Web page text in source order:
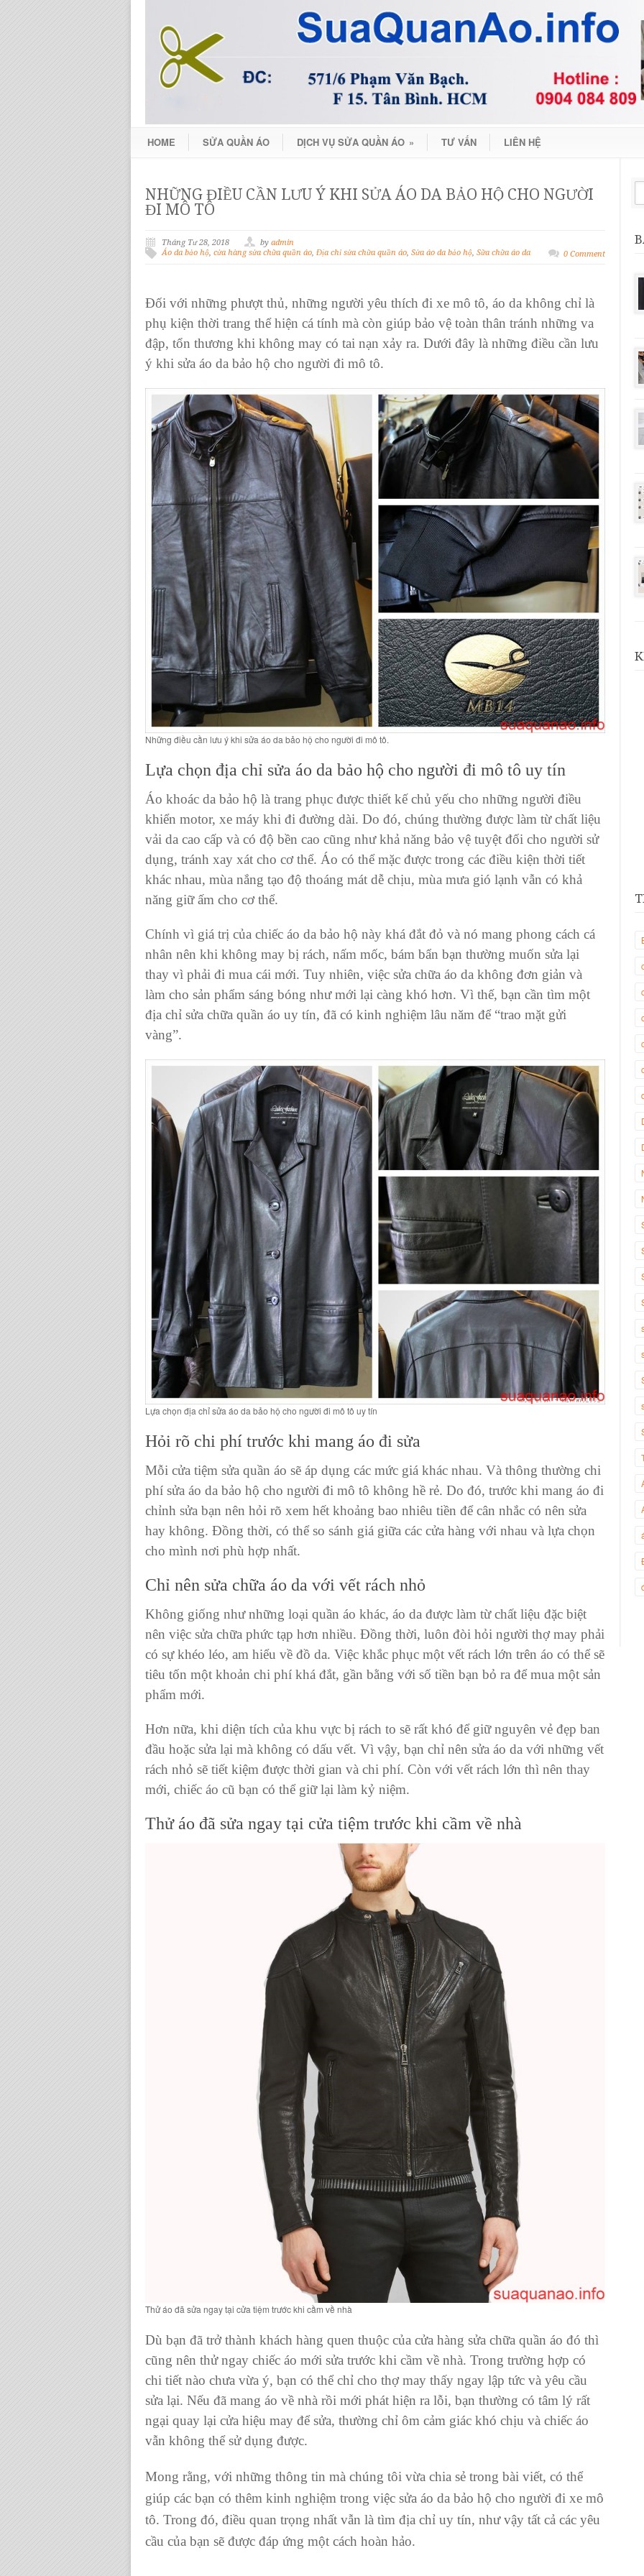
HOME SỬA QUẦN ÁO DỊCH VỤ SỬA QUẦN ÁO » TƯ VẤN LIÊN HỆ
NHỮNG ĐIỀU CẦN LƯU Ý KHI SỬA ÁO DA BẢO HỘ CHO NGƯỜI
ĐI MÔ TÔ
Tháng Tư 28, 2018 by admin
Áo da bảo hộ, cửa hàng sửa chữa quần áo, Địa chỉ sửa chữa quần áo, Sửa áo da bảo hộ, Sữa chữa áo da 0 Comment
Đối với những phượt thủ, những người yêu thích đi xe mô tô, áo da không chỉ là
phụ kiện thời trang thể hiện cá tính mà còn giúp bảo vệ toàn thân tránh những va
đập, tổn thương khi không may có tai nạn xảy ra. Dưới đây là những điều cần lưu
ý khi sửa áo da bảo hộ cho người đi mô tô.
Những điều cần lưu ý khi sửa áo da bảo hộ cho người đi mô tô.
Lựa chọn địa chỉ sửa áo da bảo hộ cho người đi mô tô uy tín
Áo khoác da bảo hộ là trang phục được thiết kế chủ yếu cho những người điều
khiển motor, xe máy khi đi đường dài. Do đó, chúng thường được làm từ chất liệu
vải da cao cấp và có độ bền cao cũng như khả năng bảo vệ tuyệt đối cho người sử
dụng, tránh xay xát cho cơ thể. Áo có thể mặc được trong các điều kiện thời tiết
khác nhau, mùa nắng tạo độ thoáng mát dễ chịu, mùa mưa gió lạnh vẫn có khả
năng giữ ấm cho cơ thể.
Chính vì giá trị của chiếc áo da bảo hộ này khá đắt đỏ và nó mang phong cách cá
nhân nên khi không may bị rách, nấm mốc, bám bẩn bạn thường muốn sửa lại
thay vì phải đi mua cái mới. Tuy nhiên, việc sửa chữa áo da không đơn giản và
làm cho sản phẩm sáng bóng như mới lại càng khó hơn. Vì thế, bạn cần tìm một
địa chỉ sửa chữa quần áo uy tín, đã có kinh nghiệm lâu năm để “trao mặt gửi
vàng”.
Lựa chọn địa chỉ sửa áo da bảo hộ cho người đi mô tô uy tín
Hỏi rõ chi phí trước khi mang áo đi sửa
Mỗi cửa tiệm sửa quần áo sẽ áp dụng các mức giá khác nhau. Và thông thường chi
phí sửa áo da bảo hộ cho người đi mô tô không hề rẻ. Do đó, trước khi mang áo đi
chỉnh sửa bạn nên hỏi rõ xem hết khoảng bao nhiêu tiền để cân nhắc có nên sửa
hay không. Đồng thời, có thể so sánh giá giữa các cửa hàng với nhau và lựa chọn
cho mình nơi phù hợp nhất.
Chỉ nên sửa chữa áo da với vết rách nhỏ
Không giống như những loại quần áo khác, áo da được làm từ chất liệu đặc biệt
nên việc sửa chữa phức tạp hơn nhiều. Đồng thời, luôn đòi hỏi người thợ may phải
có sự khéo léo, am hiểu về đồ da. Việc khắc phục một vết rách lớn trên áo có thể sẽ
tiêu tốn một khoản chi phí khá đắt, gần bằng với số tiền bạn bỏ ra để mua một sản
phẩm mới.
Hơn nữa, khi diện tích của khu vực bị rách to sẽ rất khó để giữ nguyên vẻ đẹp ban
đầu hoặc sửa lại mà không có dấu vết. Vì vậy, bạn chỉ nên sửa áo da với những vết
rách nhỏ sẽ tiết kiệm được thời gian và chi phí. Còn với vết rách lớn thì nên thay
mới, chiếc áo cũ bạn có thể giữ lại làm kỷ niệm.
Thử áo đã sửa ngay tại cửa tiệm trước khi cầm về nhà
Thử áo đã sửa ngay tại cửa tiệm trước khi cầm về nhà
Dù bạn đã trở thành khách hàng quen thuộc của cửa hàng sửa chữa quần áo đó thì
cũng nên thử ngay chiếc áo mới sửa trước khi cầm về nhà. Trong trường hợp có
chi tiết nào chưa vừa ý, bạn có thể chỉ cho thợ may thấy ngay lập tức và yêu cầu
sửa lại. Nếu đã mang áo về nhà rồi mới phát hiện ra lỗi, bạn thường có tâm lý rất
ngại quay lại cửa hiệu may để sửa, thường chỉ ôm cảm giác khó chịu và chiếc áo
vẫn không thể sử dụng được.
Mong rằng, với những thông tin mà chúng tôi vừa chia sẻ trong bài viết, có thể
giúp các bạn có thêm kinh nghiệm trong việc sửa áo da bảo hộ cho người đi xe mô
tô. Trong đó, điều quan trọng nhất vẫn là tìm địa chỉ uy tín, như vậy tất cả các yêu
cầu của bạn sẽ được đáp ứng một cách hoàn hảo.